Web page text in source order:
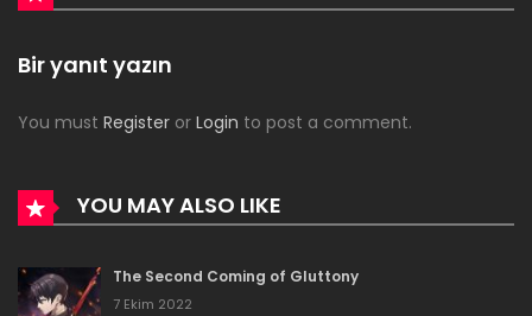
1 Mayıs 2024
1 Mayıs 2024
Bir yanıt yazın
You must Register or Login to post a comment.
YOU MAY ALSO LIKE
The Second Coming of Gluttony
7 Ekim 2022